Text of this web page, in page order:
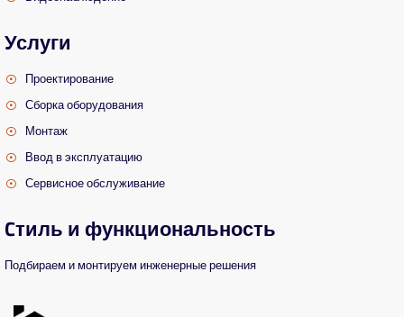
Услуги
Проектирование
Сборка оборудования
Монтаж
Ввод в эксплуатацию
Сервисное обслуживание
Cтиль и функциональность
Подбираем и монтируем инженерные решения